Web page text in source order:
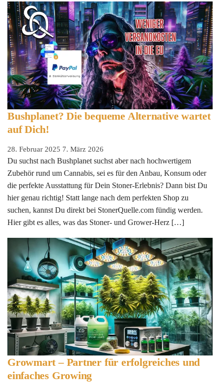
Bushplanet? Die bequeme Alternative wartet
auf Dich!
28. Februar 2025 7. März 2026
Du suchst nach Bushplanet suchst aber nach hochwertigem
Zubehör rund um Cannabis, sei es für den Anbau, Konsum oder
die perfekte Ausstattung für Dein Stoner-Erlebnis? Dann bist Du
hier genau richtig! Statt lange nach dem perfekten Shop zu
suchen, kannst Du direkt bei StonerQuelle.com fündig werden.
Hier gibt es alles, was das Stoner- und Grower-Herz […]
Growmart – Partner für erfolgreiches und
einfaches Growing